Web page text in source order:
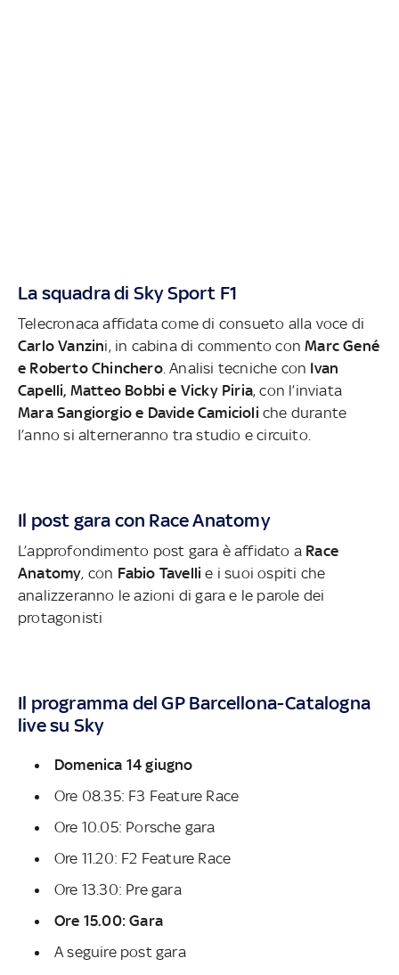
La squadra di Sky Sport F1
Telecronaca affidata come di consueto alla voce di
Carlo Vanzini, in cabina di commento conMarc Gené
e Roberto Chinchero. Analisi tecniche con Ivan
Capelli, Matteo Bobbi e Vicky Piria, con l’inviata
Mara Sangiorgio e Davide Camicioli che durante
l’anno si alterneranno tra studio e circuito.
Il post gara con Race Anatomy
L’approfondimento post gara è affidato a Race
Anatomy, con Fabio Tavellie i suoi ospiti che
analizzeranno le azioni di gara e le parole dei
protagonisti
Il programma del GP Barcellona-Catalogna
live su Sky
Domenica 14 giugno
Ore 08.35: F3 Feature Race
Ore 10.05: Porsche gara
Ore 11.20: F2 Feature Race
Ore 13.30: Pre gara
Ore 15.00: Gara
A seguire post gara